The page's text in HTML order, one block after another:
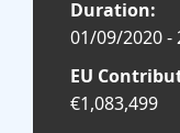
Duration:
01/09/2020 -
EU
€1,083,499